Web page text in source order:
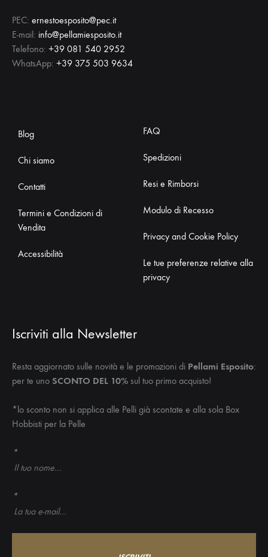
PEC: ernestoesposito@pec.it
E-mail: info@pellamiesposito.it
Telefono: +39 081 540 2952
WhatsApp: +39 375 503 9634
Blog
Chi siamo
Contatti
Termini e Condizioni di
Vendita
Accessibilità
FAQ
Spedizioni
Resi e Rimborsi
Modulo di Recesso
Privacy and Cookie Policy
Le tue preferenze relative alla
privacy
Iscriviti alla Newsletter
Resta aggiornato sulle novità e le promozioni di Pellami Esposito:
per te uno SCONTO DEL 10% sul tuo primo acquisto!
*lo sconto non si applica alle Pelli già scontate e alla sola Box
Hobbisti per la Pelle
*
*